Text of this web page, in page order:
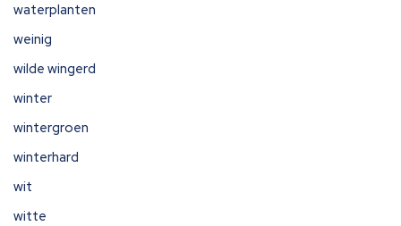
waterplanten
weinig
wilde wingerd
winter
wintergroen
winterhard
wit
witte